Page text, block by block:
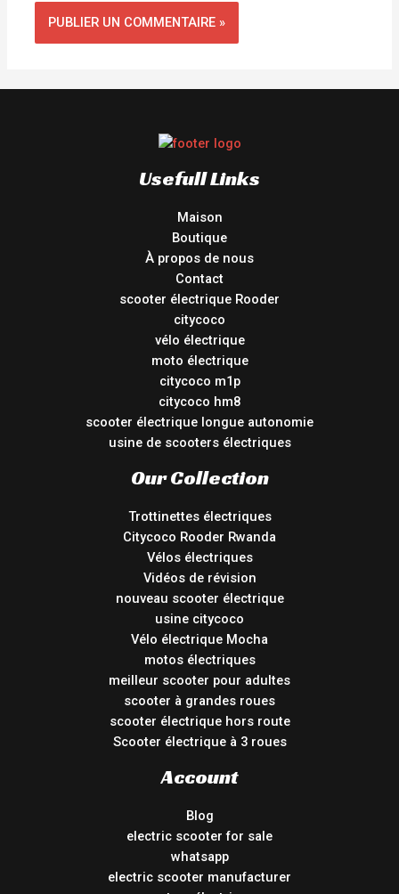
Usefull Links
Maison
Boutique
À propos de nous
Contact
scooter électrique Rooder
citycoco
vélo électrique
moto électrique
citycoco m1p
citycoco hm8
scooter électrique longue autonomie
usine de scooters électriques
Our Collection
Trottinettes électriques
Citycoco Rooder Rwanda
Vélos électriques
Vidéos de révision
nouveau scooter électrique
usine citycoco
Vélo électrique Mocha
motos électriques
meilleur scooter pour adultes
scooter à grandes roues
scooter électrique hors route
Scooter électrique à 3 roues
Account
Blog
electric scooter for sale
whatsapp
electric scooter manufacturer